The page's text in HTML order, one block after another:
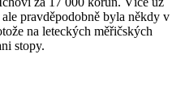
pravděpodobně byla někdy v
na leteckých měřičských
stopy.